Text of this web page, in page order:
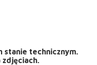
stanie technicznym.
zdjęciach.